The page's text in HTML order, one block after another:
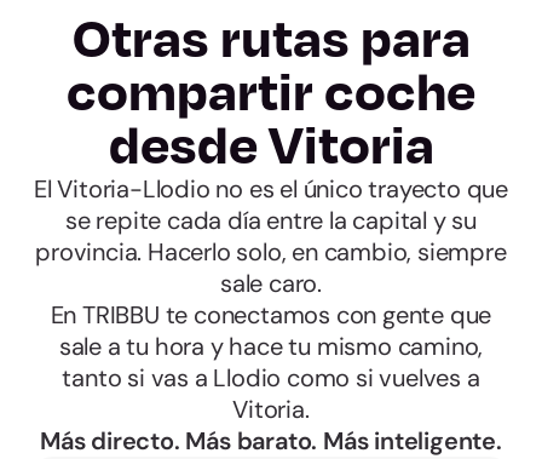
Otras rutas para
compartir coche
desde Vitoria
El Vitoria-Llodio no es el único trayecto que
se repite cada día entre la capital y su
provincia. Hacerlo solo, en cambio, siempre
sale caro.
En TRIBBU te conectamos con gente que
sale a tu hora y hace tu mismo camino,
tanto si vas a Llodio como si vuelves a
Vitoria.
Más directo. Más barato. Más inteligente.